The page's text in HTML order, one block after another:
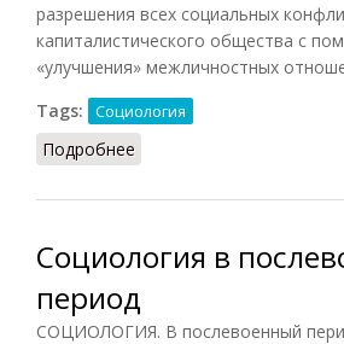
разрешения всех социальных
капиталистического общества с
«улучшения» межличностных
Tags:
Социология
Подробнее
Социология в
период
СОЦИОЛОГИЯ. В послевоенный